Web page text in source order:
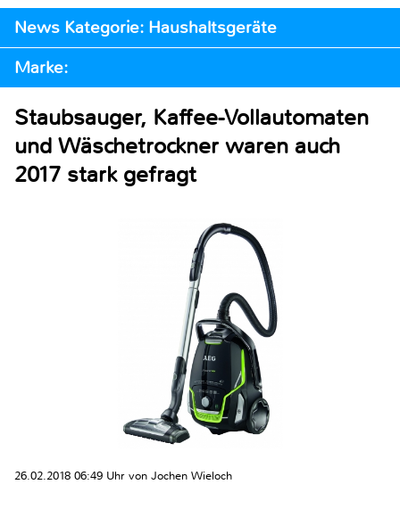
News Kategorie: Haushaltsgeräte
Marke:
Staubsauger, Kaffee-Vollautomaten
und Wäschetrockner waren auch
2017 stark gefragt
26.02.2018 06:49 Uhr von Jochen Wieloch